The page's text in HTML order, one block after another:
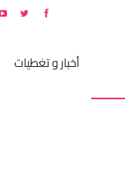
أخبار و تغطيات